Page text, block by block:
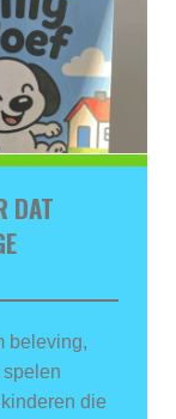
DAT
beleving,
die